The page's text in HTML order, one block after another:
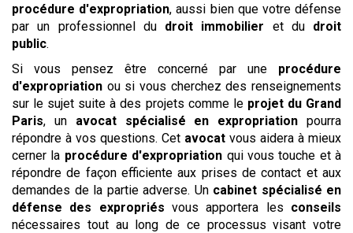
procédure d'expropriation, aussi bien que votre défense
par un professionnel du droit immobilier et du droit
public.
Si vous pensez être concerné par une procédure
d'expropriation ou si vous cherchez des renseignements
sur le sujet suite à des projets comme le projet du Grand
Paris, un avocat spécialisé en expropriation pourra
répondre à vos questions. Cet avocat vous aidera à mieux
cerner la procédure d'expropriation qui vous touche et à
répondre de façon efficiente aux prises de contact et aux
demandes de la partie adverse. Un cabinet spécialisé en
défense des expropriés vous apportera les conseils
nécessaires tout au long de ce processus visant votre